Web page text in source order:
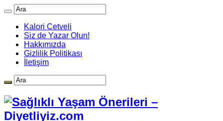
Kalori Cetveli
Siz de Yazar Olun!
Hakkımızda
Gizlilik Politikası
İletişim